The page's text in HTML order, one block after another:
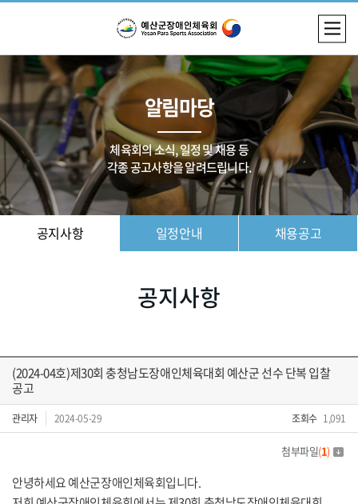
알림마당
체육회의 소식, 일정 및 채용 등
각종 공고사항을 알려드립니다.
공지사항 일정안내 채용공고
공지사항
(2024-04호)제30회 충청남도장애인체육대회 예산군 선수 단복 입찰
공고
관리자 2024-05-29 조회수 1,091
첨부파일(1)
안녕하세요 예산군장애인체육회입니다.